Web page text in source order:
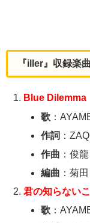
『iller』収録楽
Blue Dilemma
歌 ：
作詞 ：ZAQ
作曲 ：俊龍
編曲 ：菊
君の知らない
歌 ：